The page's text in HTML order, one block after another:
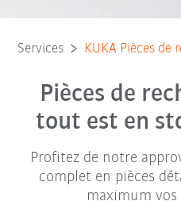
Services KUKA Pièces de
Pièces de
tout est en
Profitez de notre
complet en pièces
maximum